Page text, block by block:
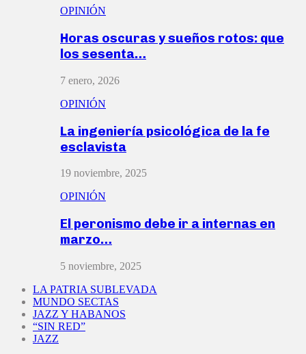
OPINIÓN
Horas oscuras y sueños rotos: que
los sesenta…
7 enero, 2026
OPINIÓN
La ingeniería psicológica de la fe
esclavista
19 noviembre, 2025
OPINIÓN
El peronismo debe ir a internas en
marzo…
5 noviembre, 2025
LA PATRIA SUBLEVADA
MUNDO SECTAS
JAZZ Y HABANOS
“SIN RED”
JAZZ